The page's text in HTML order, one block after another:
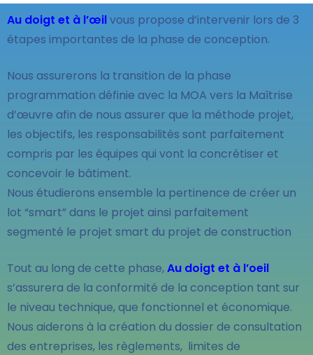
Au doigt et à l’œilvous propose d’intervenir lors de 3
étapes importantes de la phase de conception.
Nous assurerons la transition de la phase
programmation définie avec la MOA vers la Maîtrise
d’œuvre afin de nous assurer que la méthode projet,
les objectifs, les responsabilités sont parfaitement
compris par les équipes qui vont la concrétiser et
concevoir le bâtiment.
Nous étudierons ensemble la pertinence de créer un
lot “smart” dans le projet ainsi parfaitement
segmenté le projet smart du projet de construction
Tout au long de cette phase,Au doigt et à l’oeil
s’assurera de la conformité de la conception tant sur
le niveau technique, que fonctionnel et économique.
Nous aiderons à la création du dossier de consultation
des entreprises, les règlements, limites de